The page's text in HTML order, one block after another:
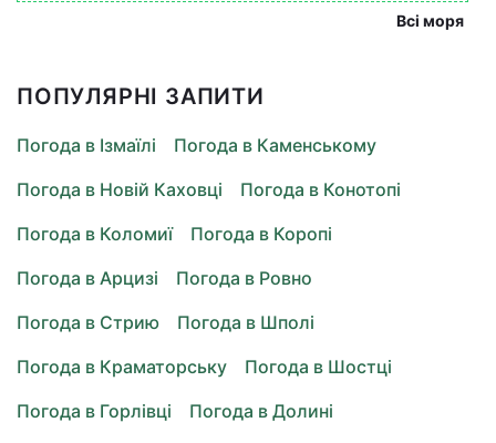
Всі моря
ПОПУЛЯРНІ ЗАПИТИ
Погода в Ізмаїлі
Погода в Каменському
Погода в Новій Каховці
Погода в Конотопі
Погода в Коломиї
Погода в Коропі
Погода в Арцизі
Погода в Ровно
Погода в Стрию
Погода в Шполі
Погода в Краматорську
Погода в Шостці
Погода в Горлівці
Погода в Долині